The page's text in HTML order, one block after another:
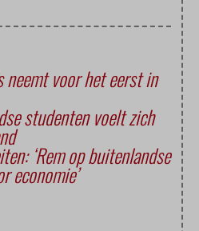
voor het eerst in
studenten voelt zich
‘Rem op buitenlandse
economie’